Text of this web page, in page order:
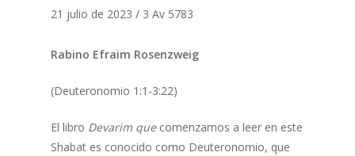
21 julio de 2023 / 3 Av 5783
Rabino Efraim Rosenzweig
(Deuteronomio 1:1-3:22)
El libro Devarim quecomenzamos a leer en este
Shabat es conocido como Deuteronomio, que